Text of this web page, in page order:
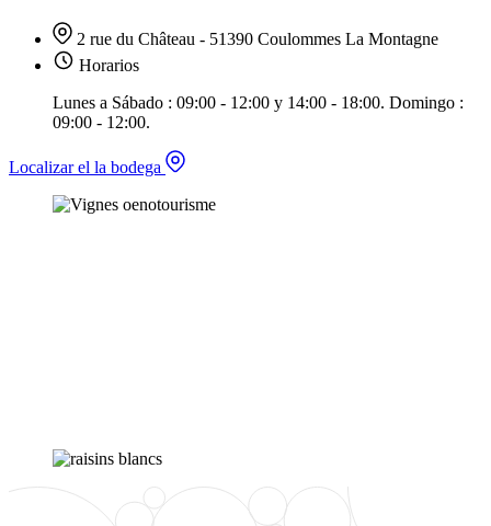
2 rue du Château - 51390 Coulommes La Montagne
Horarios
Lunes a Sábado : 09:00 - 12:00 y 14:00 - 18:00. Domingo :
09:00 - 12:00.
Localizar el la bodega